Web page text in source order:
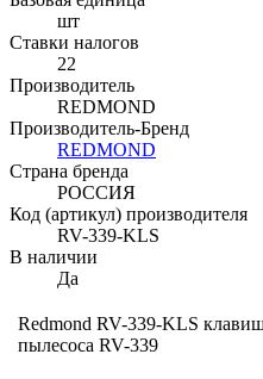
шт
Ставки налогов
22
Производитель
REDMOND
Производитель-Бренд
REDMOND
Страна бренда
РОССИЯ
Код (артикул) производителя
RV-339-KLS
В наличии
Да
Redmond RV-339-KLS
пылесоса RV-339